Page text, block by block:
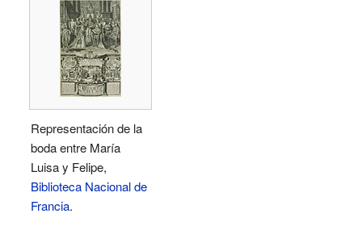
Representación de la
boda entre María
Luisa y Felipe,
Biblioteca Nacional de
Francia.